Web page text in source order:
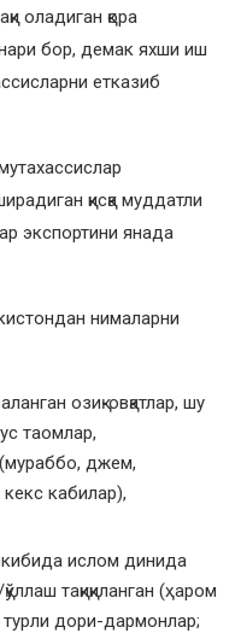
оладиган қора
бор, демак яхши иш
етказиб
қисқа муддатли
экспортини янада
нималарни
озиқ-овқатлар, шу
таомлар,
(мураббо, джем,
кекс кабилар),
ислом динида
тақиқиланган (ҳаром
турли дори-дармонлар;